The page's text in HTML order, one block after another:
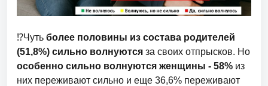
⁉️Чуть более половины из состава родителей
(51,8%) сильно волнуются за своих отпрысков. Но
особенно сильно волнуются женщины - 58% из
них переживают сильно и еще 36,6% переживают